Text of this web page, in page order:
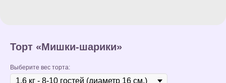
Торт «Мишки-шарики»
Выберите вес торта: